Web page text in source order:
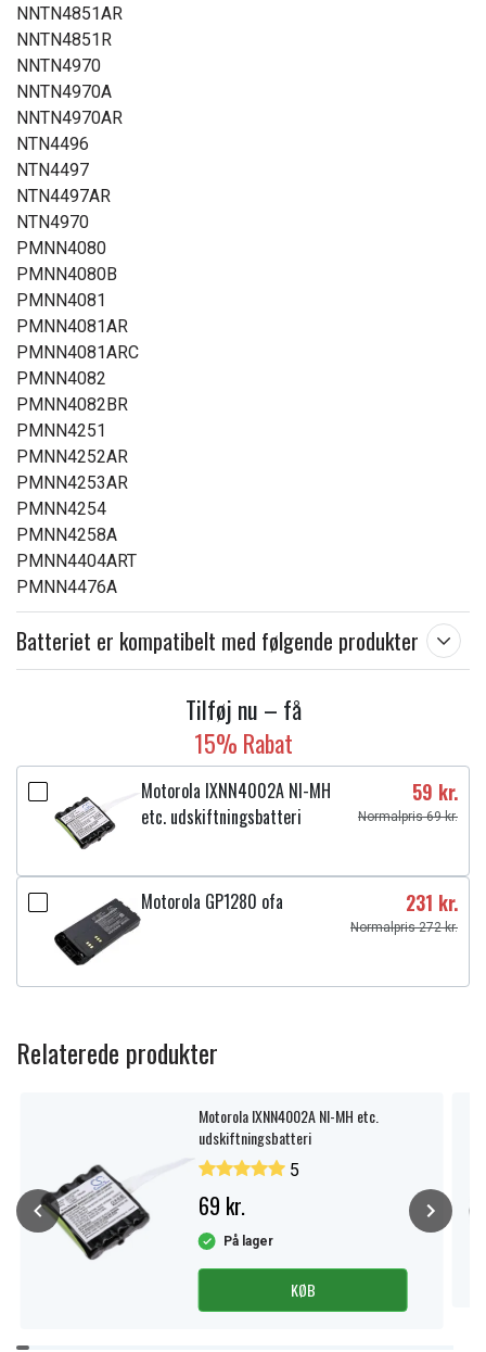
NNTN4851AR
NNTN4851R
NNTN4970
NNTN4970A
NNTN4970AR
NTN4496
NTN4497
NTN4497AR
NTN4970
PMNN4080
PMNN4080B
PMNN4081
PMNN4081AR
PMNN4081ARC
PMNN4082
PMNN4082BR
PMNN4251
PMNN4252AR
PMNN4253AR
PMNN4254
PMNN4258A
PMNN4404ART
PMNN4476A
Batteriet er kompatibelt med følgende produkter
Tilføj nu – få
15% Rabat
Motorola IXNN4002A NI-MH
etc. udskiftningsbatteri
59 kr.
Normalpris 69 kr.
Motorola GP1280 ofa 231 kr.
Normalpris 272 kr.
Relaterede produkter
Motorola IXNN4002A NI-MH etc.
udskiftningsbatteri
5
69 kr.
På lager
KØB
Item